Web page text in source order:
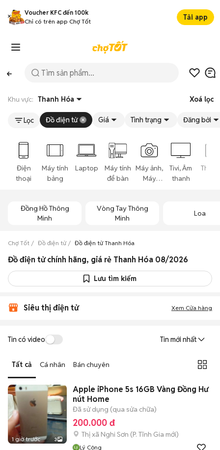
Voucher KFC đến 100k
Chỉ có trên app Chợ Tốt
Tải app
Khu vực: Thanh Hóa Xoá lọc
Lọc Đồ điện tử Giá Tình trạng Đăng bởi
Điện
thoại
Máy tính
bảng
Laptop
Máy tính
để bàn
Máy ảnh,
Máy
Tivi, Âm
thanh
Thiết
Đồng Hồ Thông
Minh
Vòng Tay Thông
Minh
Loa
Chợ Tốt Đồ điện tử Đồ điện tử Thanh Hóa
Đồ điện tử chính hãng, giá rẻ Thanh Hóa 08/2026
Lưu tìm kiếm
Siêu thị điện tử Xem Cửa hàng
Tin có video Tin mới nhất
Tất cả Cá nhân Bán chuyên
1 giờ trước 3
Apple iPhone 5s 16GB Vàng Đồng Hư
nút Home
Đã sử dụng (qua sửa chữa)
200.000 đ
Thị xã Nghi Sơn (P. Tĩnh Gia mới)
Lý Công